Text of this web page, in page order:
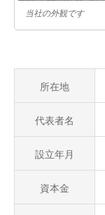
当社の外観です
所在地
代表者名
設立年月
資本金